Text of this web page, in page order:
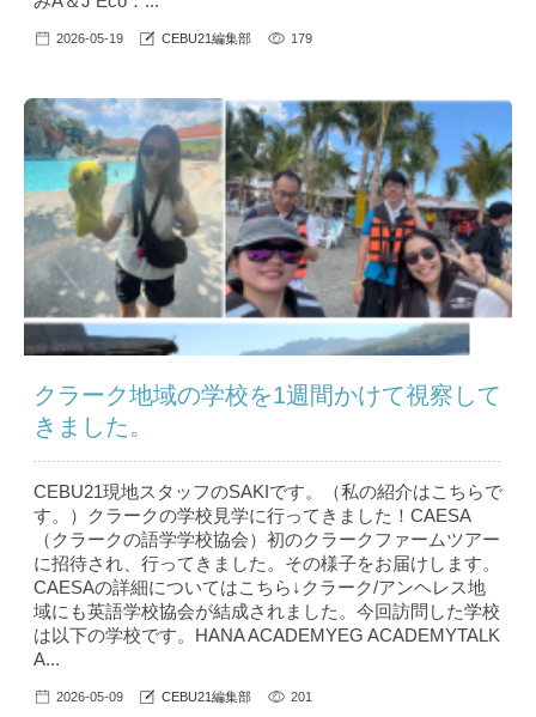
2026-05-19 CEBU21編集部 179
クラーク地域の学校を1週間かけて視察して
きました。
CEBU21現地スタッフのSAKIです。（私の紹介はこちら で
す。）クラークの学校見学に行ってきました！CAESA
（クラークの語学学校協会）初のクラークファームツアー
に招待され、行ってきました。その様子をお届けします。
CAESAの詳細についてはこちら↓クラーク/アンヘレス地
域にも英語学校協会が結成されました。今回訪問した学校
は以下の学校です。HANA ACADEMYEG ACADEMYTALK
A...
2026-05-09 CEBU21編集部 201